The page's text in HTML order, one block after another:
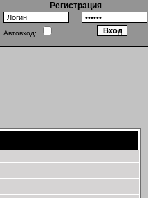
Регистрация
Автовход: